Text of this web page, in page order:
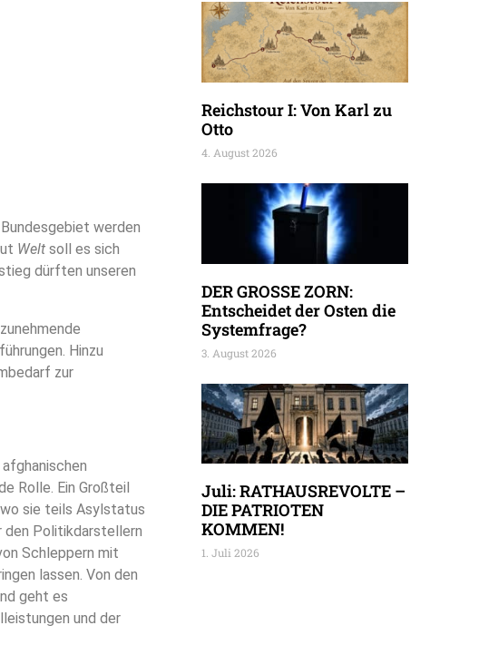
werden
Welt soll es sich
dürften unseren
Hinzu
zur
Rolle. Ein Großteil
wo sie teils Asylstatus
den Politikdarstellern
Schleppern mit
lassen. Von den
geht es
und der
Reichstour I: Von Karl zu
Otto
4. August 2026
DER GROSSE ZORN:
Entscheidet der Osten die
Systemfrage?
3. August 2026
Juli: RATHAUSREVOLTE –
DIE PATRIOTEN
KOMMEN!
1. Juli 2026